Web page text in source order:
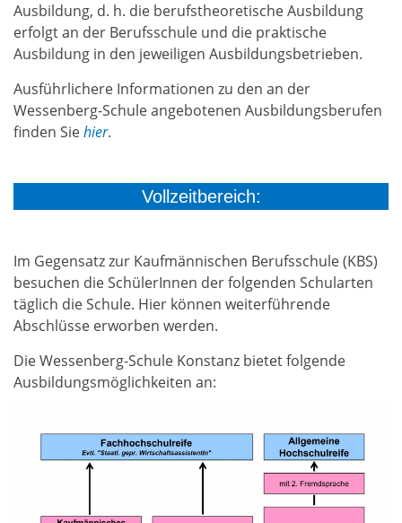
Ausbildung, d. h. die berufstheoretische Ausbildung
erfolgt an der Berufsschule und die praktische
Ausbildung in den jeweiligen Ausbildungsbetrieben.
Ausführlichere Informationen zu den an der
Wessenberg-Schule angebotenen Ausbildungsberufen
finden Siehier.
Vollzeitbereich:
Im Gegensatz zur Kaufmännischen Berufsschule (KBS)
besuchen die SchülerInnen der folgenden Schularten
täglich die Schule. Hier können weiterführende
Abschlüsse erworben werden.
Die Wessenberg-Schule Konstanz bietet folgende
Ausbildungsmöglichkeiten an: